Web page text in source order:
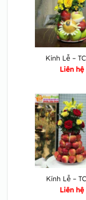
Kính Lễ –
Liên hệ
Kính Lễ –
Liên hệ